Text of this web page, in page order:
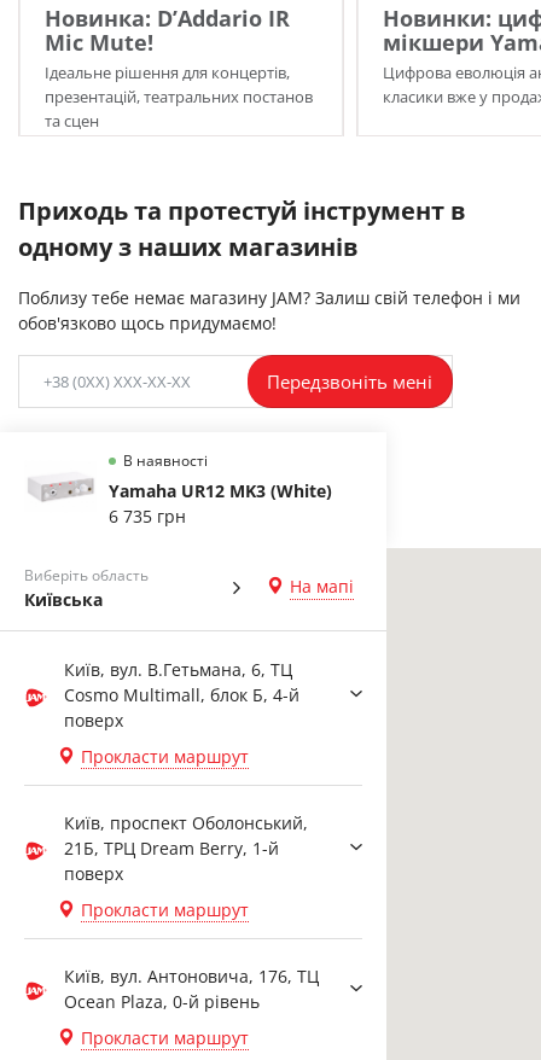
Новинка: D’Addario IR
Mic Mute!
Ідеальне рішення для концертів,
презентацій, театральних постанов
та сцен
Новинки:
мікшери
Цифрова еволюція
класики вже у
Приходь та протестуй інструмент в
одному з наших магазинів
Поблизу тебе немає магазину JAM? Залиш свій телефон і ми
обов'язково щось придумаємо!
В наявності
Yamaha UR12 MK3 (White)
6 735 грн
Виберіть область
Київська
На мапі
Київ, вул. В.Гетьмана, 6, ТЦ
Cosmo Multimall, блок Б, 4-й
поверх
Прокласти маршрут
Київ, проспект Оболонський,
21Б, ТРЦ Dream Berry, 1-й
поверх
Прокласти маршрут
Київ, вул. Антоновича, 176, ТЦ
Ocean Plaza, 0-й рівень
Прокласти маршрут
Передзвоніть мені